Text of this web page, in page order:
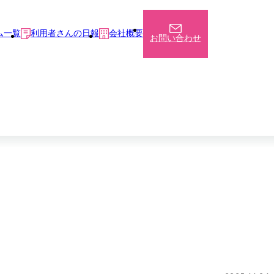
一覧 利用者さんの日報 会社概要 お問い合わせ